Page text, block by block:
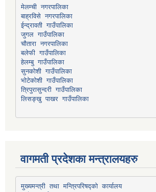
मेलम्ची नगरपालिका
बाह्रविसे नगरपालिका
ईन्द्रावती गाउँपालिका
जुगल गाउँपालिका
चौतारा नगरपालिका
बलेफी गाउँपालिका
हेलम्बु गाउँपालिका
सुनकोशी गाउँपालिका
भोटेकोशी गाउँपालिका
त्रिपुरासुन्दरी गाउँपालिका
लिसङ्खु पाखर गाउँपालिका
वागमती प्रदेशका मन्त्रालयहरु
मुख्यमन्त्री तथा मन्त्रिपरिषद्को कार्यालय